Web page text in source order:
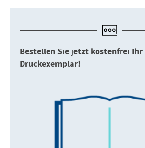
Bestellen Sie jetzt kostenfrei Ihr
Druckexemplar!